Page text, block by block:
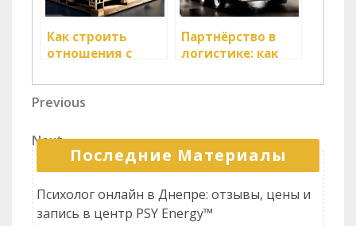
Как строить
отношения с
партнерами?
Партнёрство в
логистике: как
успеха?
Навигация
по
записям
Previous
Previous
Next
Post
Next
Последние Материалы
Психолог онлайн в Днепре: отзывы, цены и
запись в центр PSY Energy™